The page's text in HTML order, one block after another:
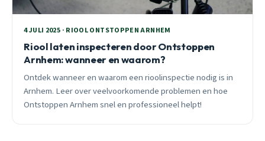
4 JULI 2025 · RIOOL ONTSTOPPEN ARNHEM
Riool laten inspecteren door Ontstoppen
Arnhem: wanneer en waarom?
Ontdek wanneer en waarom een rioolinspectie nodig is in
Arnhem. Leer over veelvoorkomende problemen en hoe
Ontstoppen Arnhem snel en professioneel helpt!